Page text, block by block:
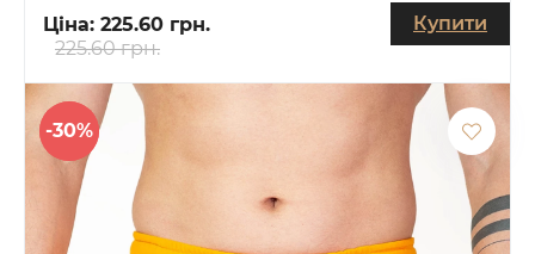
Ціна: 225.60 грн.
225.60 грн.
Купити
-30%